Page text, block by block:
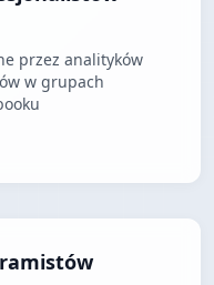
przez analityków
w grupach